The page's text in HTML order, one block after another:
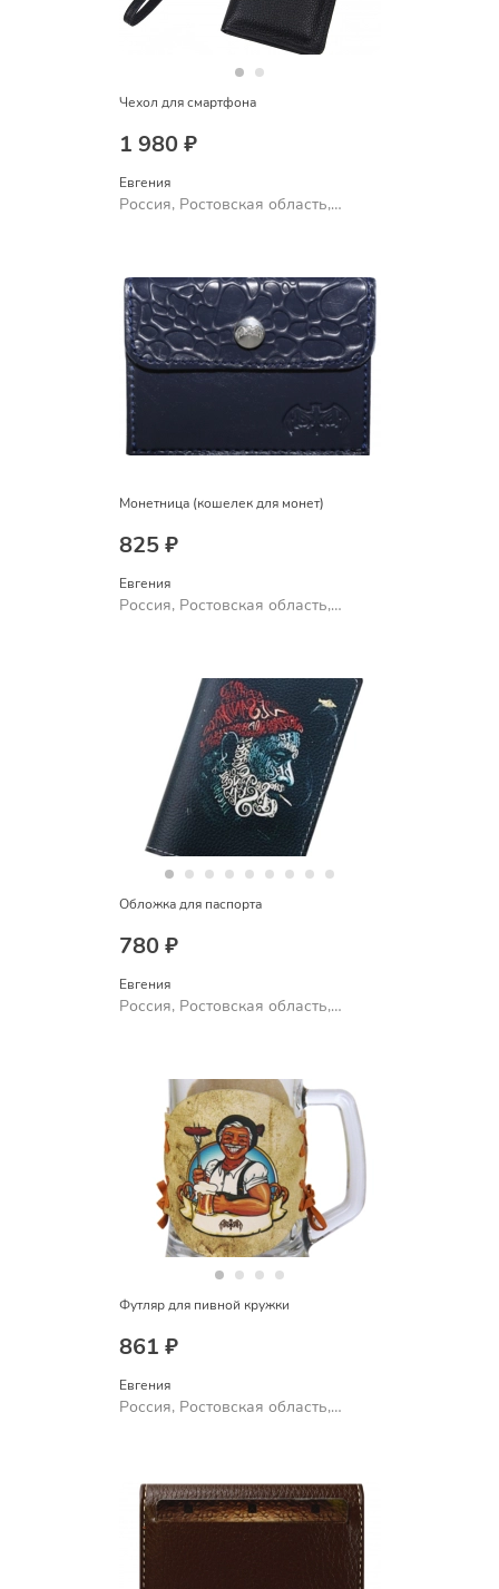
Чехол для смартфона
1 980 ₽
Евгения
Россия, Ростовская область,
Монетница (кошелек для монет)
825 ₽
Евгения
Россия, Ростовская область,
Обложка для паспорта
780 ₽
Евгения
Россия, Ростовская область,
Футляр для пивной кружки
861 ₽
Евгения
Россия, Ростовская область,